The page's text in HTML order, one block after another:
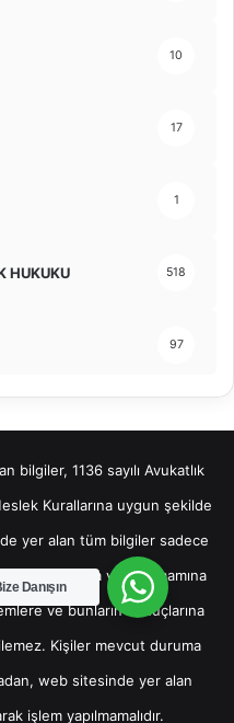
10
17
1
HUKUKU 518
97
bilgiler, 1136 sayılı Avukatlık
Kurallarına uygun şekilde
yer alan tüm bilgiler sadece
bir kısmına veya tamamına
ve bunların sonuçlarına
Kişiler mevcut duruma
web sitesinde yer alan
işlem yapılmamalıdır.
Danışın